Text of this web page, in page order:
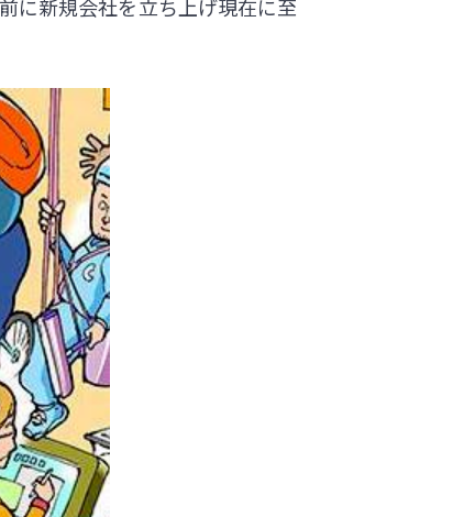
に新規会社を立ち上げ現在に至